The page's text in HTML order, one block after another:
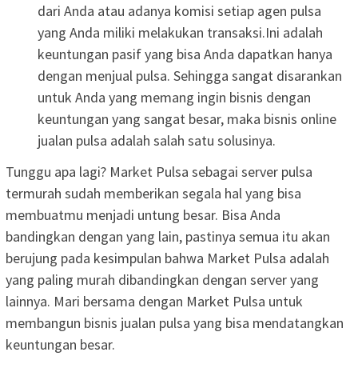
dari Anda atau adanya komisi setiap agen pulsa
yang Anda miliki melakukan transaksi.Ini adalah
keuntungan pasif yang bisa Anda dapatkan hanya
dengan menjual pulsa. Sehingga sangat disarankan
untuk Anda yang memang ingin bisnis dengan
keuntungan yang sangat besar, maka bisnis online
jualan pulsa adalah salah satu solusinya.
Tunggu apa lagi? Market Pulsa sebagai server pulsa
termurah sudah memberikan segala hal yang bisa
membuatmu menjadi untung besar. Bisa Anda
bandingkan dengan yang lain, pastinya semua itu akan
berujung pada kesimpulan bahwa Market Pulsa adalah
yang paling murah dibandingkan dengan server yang
lainnya. Mari bersama dengan Market Pulsa untuk
membangun bisnis jualan pulsa yang bisa mendatangkan
keuntungan besar.